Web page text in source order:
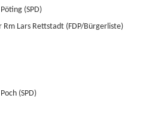
(SPD)
Rm Lars Rettstadt (FDP/Bürgerliste)
(SPD)